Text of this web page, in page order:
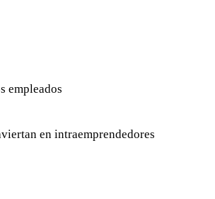
empleados
en intraemprendedores